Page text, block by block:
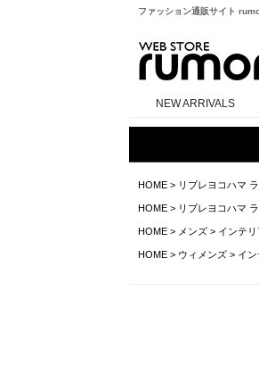
ファッション通販サイト
NEW ARRIVALS
HOME> リブレヨコハマ
HOME> リブレヨコハマ
HOME> メンズ> インテ
HOME> ウィメンズ> イ